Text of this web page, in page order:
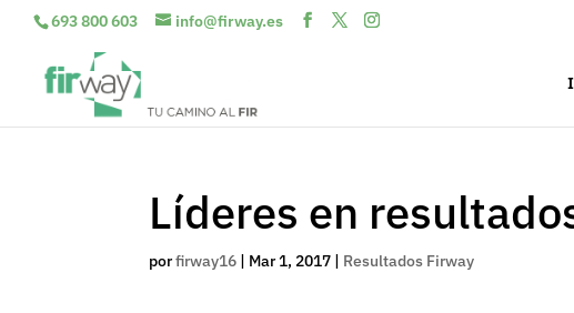
693 800 603 info@firway.es
Líderes en
porfirway16 | Mar 1, 2017 | Resultados Firway